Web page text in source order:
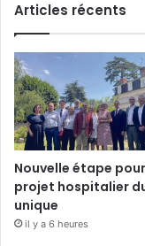
Articles récents
Nouvelle étape
projet hospitalier
unique
il y a 6 heures